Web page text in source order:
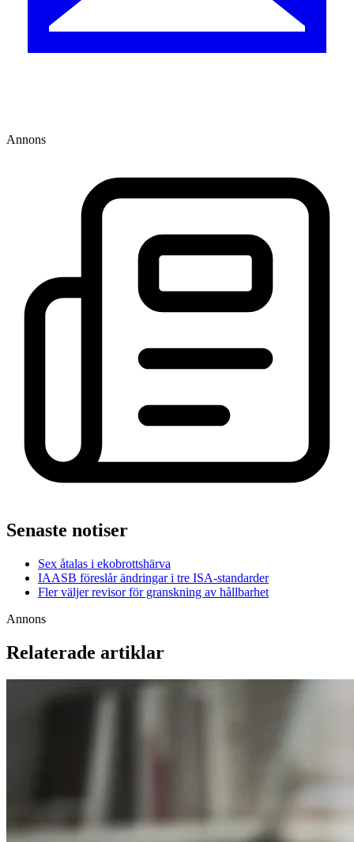
Annons
Senaste notiser
Sex åtalas i ekobrottshärva
IAASB föreslår ändringar i tre ISA-standarder
Fler väljer revisor för granskning av hållbarhet
Annons
Relaterade artiklar